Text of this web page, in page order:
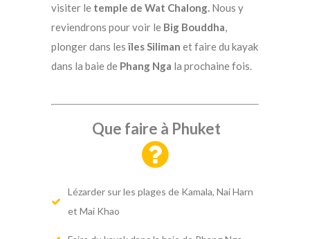
visiter le temple de Wat Chalong. Nous y
reviendrons pour voir le Big Bouddha,
plonger dans lesîles Siliman et faire du kayak
dans la baie de Phang Nga la prochaine fois.
Que faire à Phuket
Lézarder sur les plages de Kamala, Nai Harn
et Mai Khao